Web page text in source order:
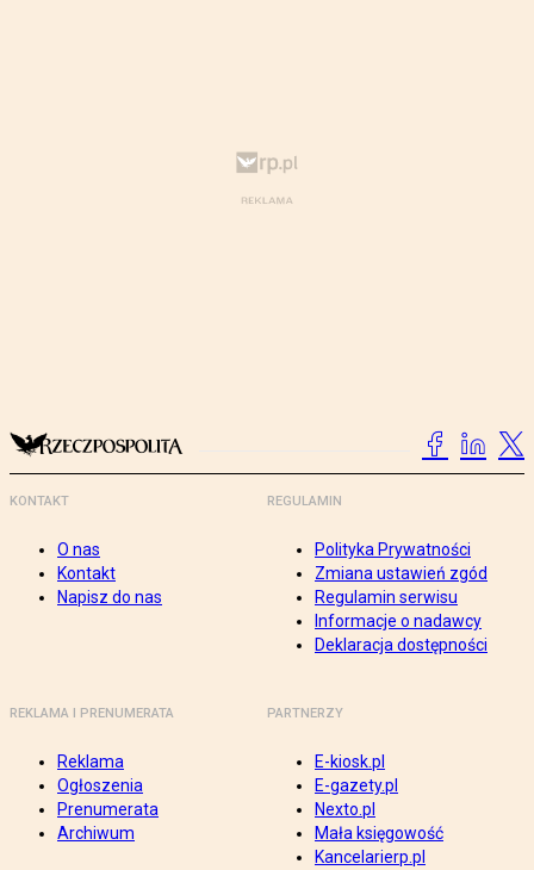
KONTAKT
O nas
Kontakt
Napisz do nas
REGULAMIN
Polityka Prywatności
Zmiana ustawień zgód
Regulamin serwisu
Informacje o nadawcy
Deklaracja dostępności
REKLAMA I PRENUMERATA
Reklama
Ogłoszenia
Prenumerata
Archiwum
PARTNERZY
E-kiosk.pl
E-gazety.pl
Nexto.pl
Mała księgowość
Kancelarierp.pl